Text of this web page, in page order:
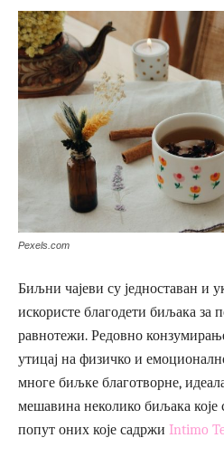
Pexels.com
Биљни чајеви су једноставан и
искористе благодети биљака за
равнотежи. Редовно
утицај на физичко и
многе биљке благотворне,
мешавина неколико биљака
попут оних које садржи Intimo